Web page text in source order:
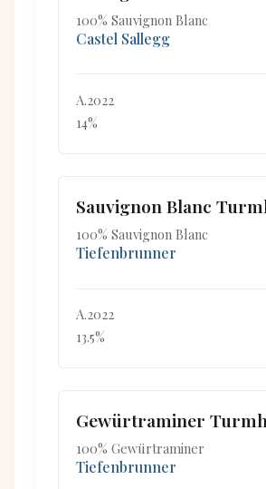
100% Sauvignon Blanc
Castel Sallegg
A.2022
14%
Sauvignon Blanc
100% Sauvignon Blanc
Tiefenbrunner
A.2022
13.5%
Gewürtraminer
100% Gewürtraminer
Tiefenbrunner